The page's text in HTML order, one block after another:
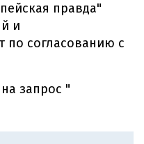
правда"
и
по согласованию с
запрос "